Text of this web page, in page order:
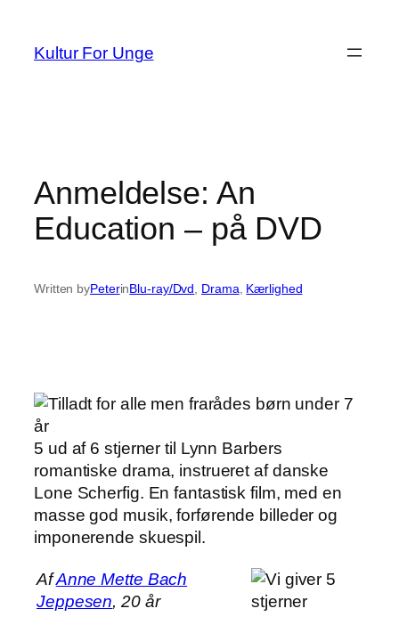
indhold
Kultur For Unge
Anmeldelse: An
Education – på DVD
Written byPeterinBlu-ray/Dvd Drama Kærlighed
5 ud af 6 stjerner til Lynn Barbers
romantiske drama, instrueret af danske
Lone Scherfig. En fantastisk film, med en
masse god musik, forførende billeder og
imponerende skuespil.
AfAnne Mette Bach
Jeppesen, 20 år